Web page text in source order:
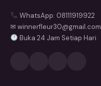
WhatsApp: 08111919922
✉ winnerfleur30@gmail.com
Buka 24 Jam Setiap Hari